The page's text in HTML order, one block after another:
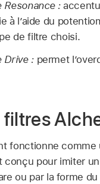
:
à l’aide du
de filtre choisi.
Drive :permet
filtres
fonctionne
conçu pour imiter
ou par la forme